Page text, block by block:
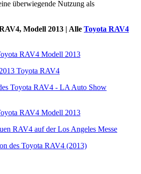
überwiegende Nutzung als
Modell 2013 | Alle Toyota RAV4